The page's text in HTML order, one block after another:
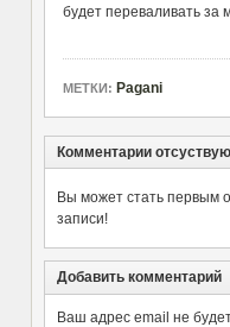
будет переваливать за
МЕТКИ: Pagani
Комментарии
Вы может стать первым
записи!
Добавить комментарий
Ваш адрес email не